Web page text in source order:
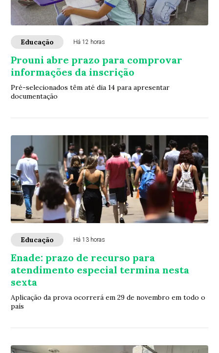
Educação Há 12 horas
Prouni abre prazo para comprovar
informações da inscrição
Pré-selecionados têm até dia 14 para apresentar
documentação
Educação Há 13 horas
Enade: prazo de recurso para
atendimento especial termina nesta
sexta
Aplicação da prova ocorrerá em 29 de novembro em todo o
país